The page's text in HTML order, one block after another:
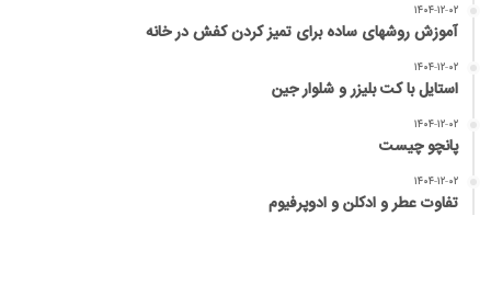
۱۴۰۴-۱۲-۰۲
آموزش روشهای ساده برای تمیز کردن کفش در خانه
۱۴۰۴-۱۲-۰۲
استایل با کت بلیزر و شلوار جین
۱۴۰۴-۱۲-۰۲
پانچو چیست
۱۴۰۴-۱۲-۰۲
تفاوت عطر و ادکلن و ادوپرفیوم